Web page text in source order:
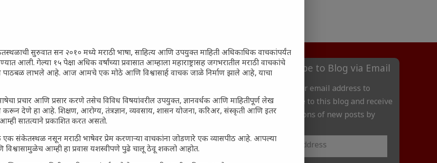
गावठी उपाय – घरच्या
प्राथमिक आराम
किल्ल्यांचे महत्त्व : स्वराज्याच्या
साक्षीदार
आणि हरवत चाललेली
: आजच्या तरुणांच्या मनात
चाललंय?
Subscribe to Blog via Email
Enter your email address to
subscribe to this blog and receive
notifications of new posts by
सुरुवात सन २०१० मध्ये मराठी भाषा, साहित्य आणि उपयुक्त माहिती अधिकाधिक वाचकांपर्यंत
आली. गेल्या १५ पेक्षा अधिक वर्षांच्या प्रवासात आम्हाला महाराष्ट्रासह जगभरातील मराठी वाचकांचे
पाठबळ लाभले आहे. आज आमचे एक मोठे आणि विश्वासार्ह वाचक जाळे निर्माण झाले आहे, याचा
प्रचार आणि प्रसार करणे तसेच विविध विषयांवरील उपयुक्त, ज्ञानवर्धक आणि माहितीपूर्ण लेख
करून देणे हा आहे. शिक्षण, आरोग्य, तंत्रज्ञान, व्यवसाय, शासन योजना, करिअर, संस्कृती आणि इतर
सातत्याने प्रकाशित करत असतो.
संकेतस्थळ नसून मराठी भाषेवर प्रेम करणाऱ्या वाचकांना जोडणारे एक व्यासपीठ आहे. आपल्या
आम्ही हा प्रवास यशस्वीपणे पुढे चालू ठेवू शकलो आहोत.